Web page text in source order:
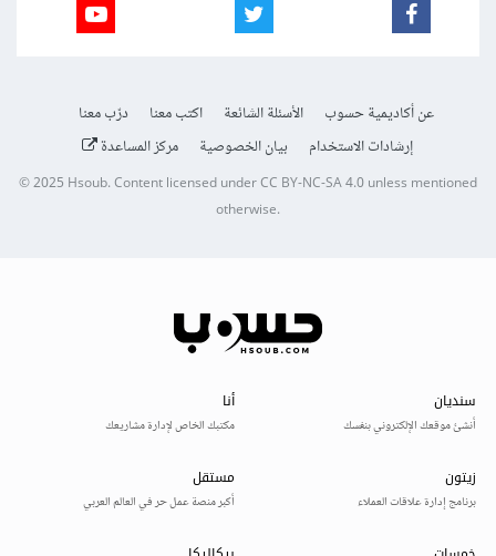
عن أكاديمية حسوب الأسئلة الشائعة اكتب معنا
درّب معنا
إرشادات الاستخدام
بيان الخصوصية مركز المساعدة
© 2025Hsoub.Content licensed underCC BY-NC-SA 4.0unless mentioned
otherwise.